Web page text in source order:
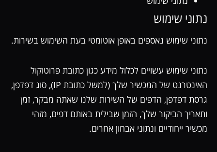
נתוני שימוש
נתוני שימוש נאספים באופן אוטומטי בעת השימוש בשירות.
נתוני שימוש עשויים לכלול מידע כגון כתובת פרוטוקול
האינטרנט של המכשיר שלך (למשל כתובת IP), סוג דפדפן,
גרסת דפדפן, הדפים של השירות שלנו שאתה מבקר, זמן
ותאריך הביקור שלך, הזמן שבילית באותם דפים, מזהי
מכשיר ייחודיים ונתוני אבחון אחרים.